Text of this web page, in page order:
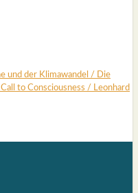
und der Kli­ma­wan­del / Die
to Con­scious­ness / Leon­hard